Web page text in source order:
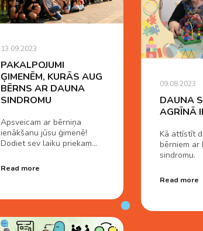
13.09.2023
PAKALPOJUMI
ĢIMENĒM, KURĀS AUG
BĒRNS AR DAUNA
SINDROMU
Apsveicam ar bērniņa
ienākšanu jūsu ģimenē!
Dodiet sev laiku priekam…
Read more
09.08.2023
DAUNA
AGRĪNĀ
Kā attīstīt
bērniem ar
sindromu.
Read more